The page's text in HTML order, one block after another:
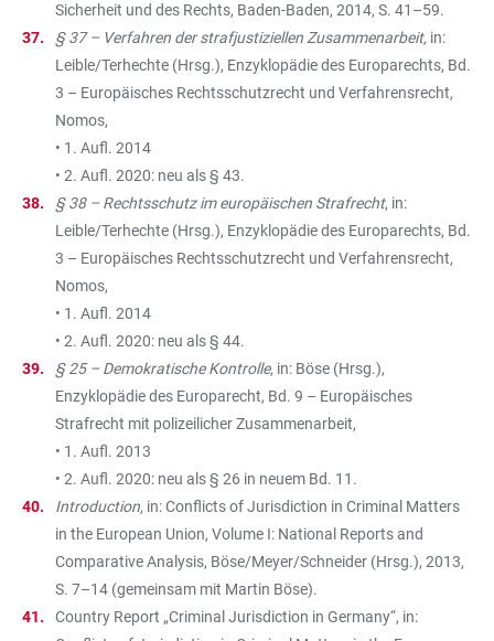
Sicherheit und des Rechts, Baden-Baden, 2014, S. 41–59.
§ 37 – Verfahren der strafjustiziellen Zusammenarbeit, in:
Leible/Terhechte (Hrsg.), Enzyklopädie des Europarechts, Bd.
3 – Europäisches Rechtsschutzrecht und Verfahrensrecht,
Nomos,
• 1. Aufl. 2014
• 2. Aufl. 2020: neu als § 43.
§ 38 – Rechtsschutz im europäischen Strafrecht, in:
Leible/Terhechte (Hrsg.), Enzyklopädie des Europarechts, Bd.
3 – Europäisches Rechtsschutzrecht und Verfahrensrecht,
Nomos,
• 1. Aufl. 2014
• 2. Aufl. 2020: neu als § 44.
§ 25 – Demokratische Kontrolle, in: Böse (Hrsg.),
Enzyklopädie des Europarecht, Bd. 9 – Europäisches
Strafrecht mit polizeilicher Zusammenarbeit,
• 1. Aufl. 2013
• 2. Aufl. 2020: neu als § 26 in neuem Bd. 11.
Introduction, in: Conflicts of Jurisdiction in Criminal Matters
in the European Union, Volume I: National Reports and
Comparative Analysis, Böse/Meyer/Schneider (Hrsg.), 2013,
S. 7–14 (gemeinsam mit Martin Böse).
Country Report „Criminal Jurisdiction in Germany“, in: